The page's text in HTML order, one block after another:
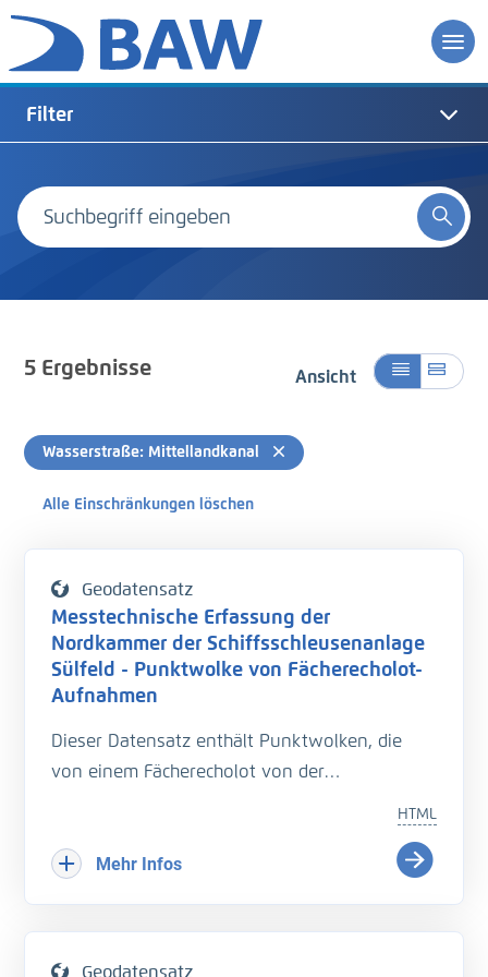
Filter
5Ergebnisse Ansicht
Wasserstraße: Mittellandkanal
Alle Einschränkungen löschen
Geodatensatz
Messtechnische Erfassung der
Nordkammer der Schiffsschleusenanlage
Sülfeld - Punktwolke von Fächerecholot-
Aufnahmen
Dieser Datensatz enthält Punktwolken, die
von einem Fächerecholot von der
namens "Hydromapper", bestehend aus einem
HTML
Mehr Infos
Geodatensatz